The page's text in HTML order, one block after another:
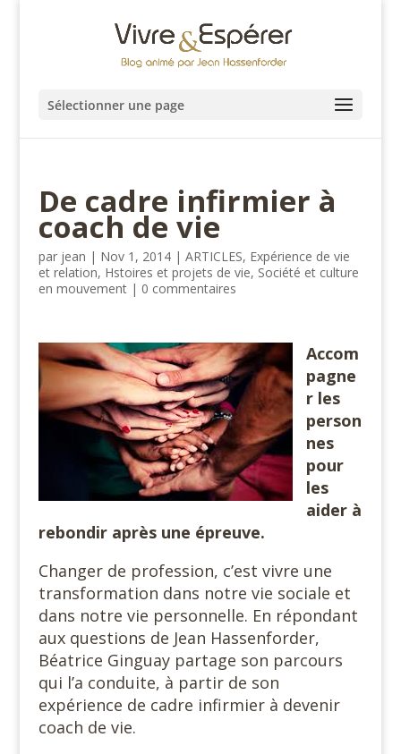
Sélectionner une page
De cadre infirmier à
coach de vie
par jean | Nov 1, 2014| ARTICLES, Expérience de vie
et relation, Hstoires et projets de vie, Société et culture
en mouvement| 0 commentaires
Accom
pagne
r les
person
nes
pour
les
aider à
rebondir après une épreuve.
Changer de profession, c’est vivre une
transformation dans notre vie sociale et
dans notre vie personnelle. En répondant
aux questions de Jean Hassenforder,
Béatrice Ginguay partage son parcours
qui l’a conduite, à partir de son
expérience de cadre infirmier à devenir
coach de vie.